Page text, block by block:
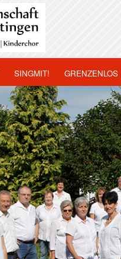
SINGMIT! GRENZENLOS